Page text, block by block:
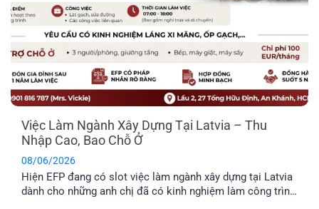
Việc Làm Ngành Xây Dựng Tại Latvia – Thu
Nhập Cao, Bao Chỗ Ở
08/06/2026
Hiện EFP đang có slot việc làm ngành xây dựng tại Latvia
dành cho những anh chị đã có kinh nghiệm làm công trình